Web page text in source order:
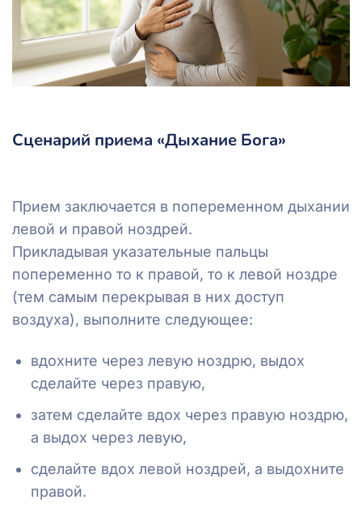
Сценарий приема «Дыхание Бога»
Прием заключается в попеременном дыхании
левой и правой ноздрей.
Прикладывая указательные пальцы
попеременно то к правой, то к левой ноздре
(тем самым перекрывая в них доступ
воздуха), выполните следующее:
вдохните через левую ноздрю, выдох
сделайте через правую,
затем сделайте вдох через правую ноздрю,
а выдох через левую,
сделайте вдох левой ноздрей, а выдохните
правой.